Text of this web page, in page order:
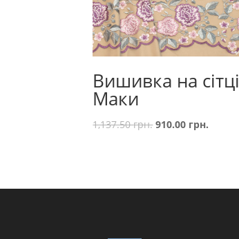
Вишивка на сітці
Маки
1,137.50грн. 910.00 грн.